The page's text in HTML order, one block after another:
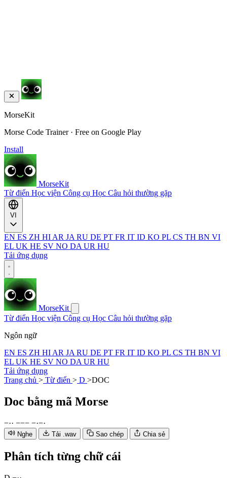
MorseKit
Morse Code Trainer · Free on Google Play
Install
MorseKit
Từ điển Học viện Công cụ Học Câu hỏi thường gặp
EN ES ZH HI AR JA RU DE PT FR IT ID KO PL CS TH BN VI
EL UK HE SV NO DA UR HU
Tải ứng dụng
MorseKit
Từ điển Học viện Công cụ Học Câu hỏi thường gặp
Ngôn ngữ
EN ES ZH HI AR JA RU DE PT FR IT ID KO PL CS TH BN VI
EL UK HE SV NO DA UR HU
Tải ứng dụng
Trang chủ > Từ điển > D >DOC
Doc bằng mã Morse
−·· −−− −·−·
Nghe Tải .wav Sao chép Chia sẻ
Phân tích từng chữ cái